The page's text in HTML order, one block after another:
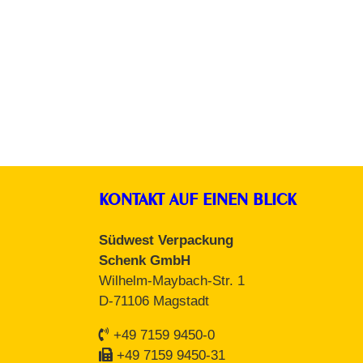
KONTAKT AUF EINEN BLICK
Südwest Verpackung
Schenk GmbH
Wilhelm-Maybach-Str. 1
D-71106 Magstadt
+49 7159 9450-0
+49 7159 9450-31